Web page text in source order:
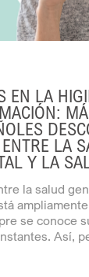
EN LA
LA
Y LA
la salud
se conoce
Así,
la